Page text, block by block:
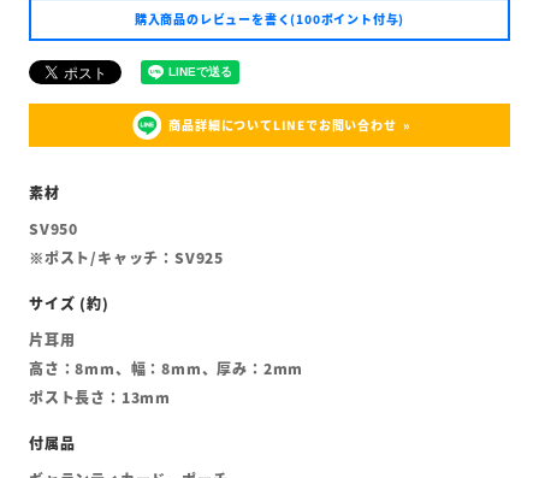
購入商品のレビューを書く(100ポイント付与)
商品詳細についてLINEでお問い合わせ
SV950
※ポスト/キャッチ：SV925
片耳用
高さ：8mm、幅：8mm、厚み：2mm
ポスト長さ：13mm